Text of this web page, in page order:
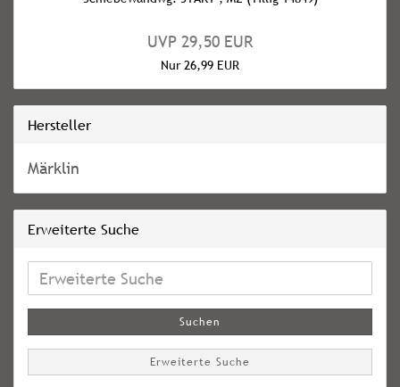
UVP 29,50 EUR
Nur 26,99 EUR
Hersteller
Märklin
Erweiterte Suche
Erweiterte
Suche
Suchen
Erweiterte Suche